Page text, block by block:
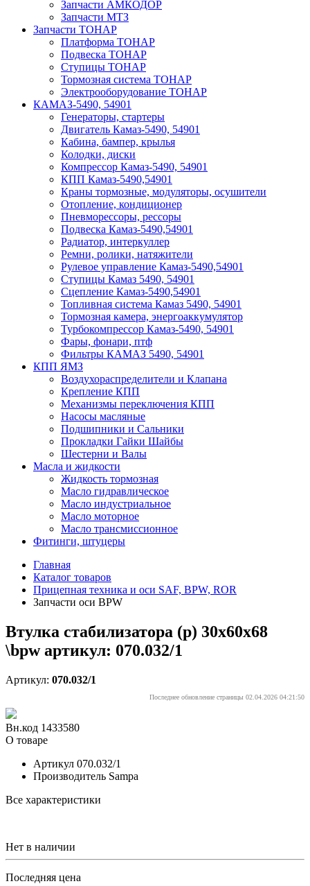
Запчасти АМКОДОР
Запчасти МТЗ
Запчасти ТОНАР
Платформа ТОНАР
Подвеска ТОНАР
Ступицы ТОНАР
Тормозная система ТОНАР
Электрооборудование ТОНАР
КАМАЗ-5490, 54901
Генераторы, стартеры
Двигатель Камаз-5490, 54901
Кабина, бампер, крылья
Колодки, диски
Компрессор Камаз-5490, 54901
КПП Камаз-5490,54901
Краны тормозные, модуляторы, осушители
Отопление, кондиционер
Пневморессоры, рессоры
Подвеска Камаз-5490,54901
Радиатор, интеркуллер
Ремни, ролики, натяжители
Рулевое управление Камаз-5490,54901
Ступицы Камаз 5490, 54901
Сцепление Камаз-5490,54901
Топливная система Камаз 5490, 54901
Тормозная камера, энергоаккумулятор
Турбокомпрессор Камаз-5490, 54901
Фары, фонари, птф
Фильтры КАМАЗ 5490, 54901
КПП ЯМЗ
Воздухораспределители и Клапана
Крепление КПП
Механизмы переключения КПП
Насосы масляные
Подшипники и Сальники
Прокладки Гайки Шайбы
Шестерни и Валы
Масла и жидкости
Жидкость тормозная
Масло гидравлическое
Масло индустриальное
Масло моторное
Масло трансмиссионное
Фитинги, штуцеры
Главная
Каталог товаров
Прицепная техника и оси SAF, BPW, ROR
Запчасти оси BPW
Втулка стабилизатора (р) 30х60х68
\bpw артикул: 070.032/1
Артикул: 070.032/1
Последнее обновление страницы 02.04.2026 04:21:50
Вн.код 1433580
О товаре
Артикул 070.032/1
Производитель Sampa
Все характеристики
Нет в наличии
Последняя цена